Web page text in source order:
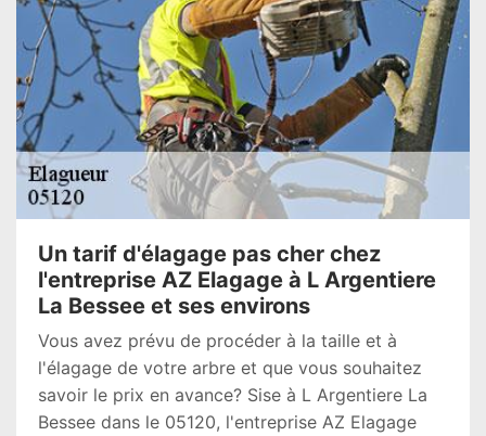
Un tarif d'élagage pas cher chez
l'entreprise AZ Elagage à L Argentiere
La Bessee et ses environs
Vous avez prévu de procéder à la taille et à
l'élagage de votre arbre et que vous souhaitez
savoir le prix en avance? Sise à L Argentiere La
Bessee dans le 05120, l'entreprise AZ Elagage